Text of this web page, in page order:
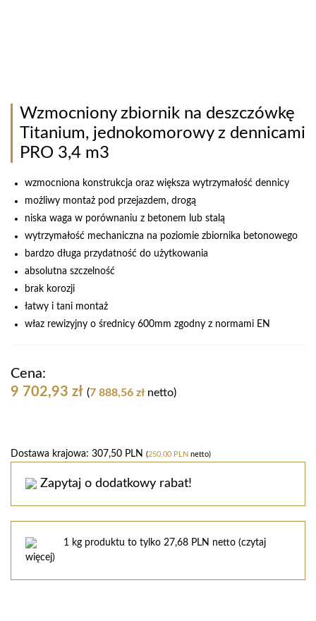
Wzmocniony zbiornik na deszczówkę
Titanium, jednokomorowy z dennicami
PRO 3,4 m3
wzmocniona konstrukcja oraz większa wytrzymałość dennicy
możliwy montaż pod przejazdem, drogą
niska waga w porównaniu z betonem lub stalą
wytrzymałość mechaniczna na poziomie zbiornika betonowego
bardzo długa przydatność do użytkowania
absolutna szczelność
brak korozji
łatwy i tani montaż
właz rewizyjny o średnicy 600mm zgodny z normami EN
Cena:
9 702,93 zł (7 888,56 zł netto)
Dostawa krajowa: 307,50 PLN (250,00 PLN netto)
Zapytaj o dodatkowy rabat!
1 kg produktu to tylko 27,68 PLN netto (czytaj
więcej)